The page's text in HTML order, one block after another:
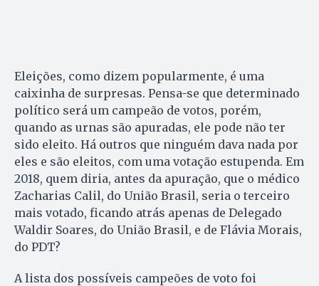
Eleições, como dizem popularmente, é uma
caixinha de surpresas. Pensa-se que determinado
político será um campeão de votos, porém,
quando as urnas são apuradas, ele pode não ter
sido eleito. Há outros que ninguém dava nada por
eles e são eleitos, com uma votação estupenda. Em
2018, quem diria, antes da apuração, que o médico
Zacharias Calil, do União Brasil, seria o terceiro
mais votado, ficando atrás apenas de Delegado
Waldir Soares, do União Brasil, e de Flávia Morais,
do PDT?
A lista dos possíveis campeões de voto foi